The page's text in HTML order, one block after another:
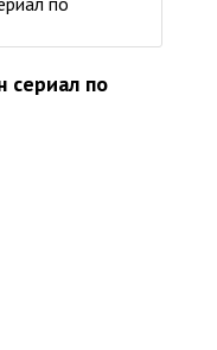
сериал по